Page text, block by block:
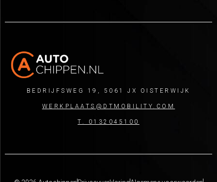
BEDRIJFSWEG 19, 5061 JX OISTERWIJK
WERKPLAATS@DTMOBILITY.COM
T. 0132045100